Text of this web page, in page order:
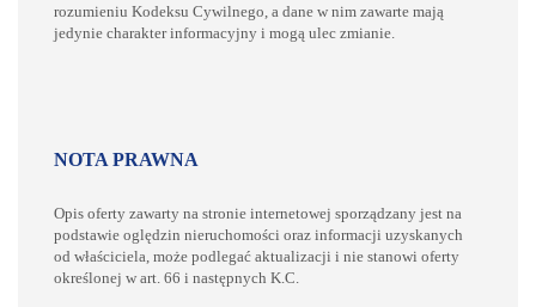
rozumieniu Kodeksu Cywilnego, a dane w nim zawarte mają
jedynie charakter informacyjny i mogą ulec zmianie.
NOTA PRAWNA
Opis oferty zawarty na stronie internetowej sporządzany jest na
podstawie oględzin nieruchomości oraz informacji uzyskanych
od właściciela, może podlegać aktualizacji i nie stanowi oferty
określonej w art. 66 i następnych K.C.